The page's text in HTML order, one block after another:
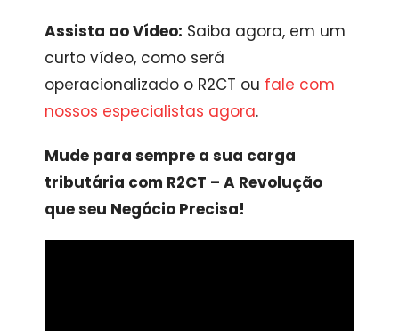
Assista ao Vídeo: Saiba agora, em um
curto vídeo, como será
operacionalizado o R2CT ou fale com
nossos especialistas agora.
Mude para sempre a sua carga
tributária com R2CT – A Revolução
que seu Negócio Precisa!